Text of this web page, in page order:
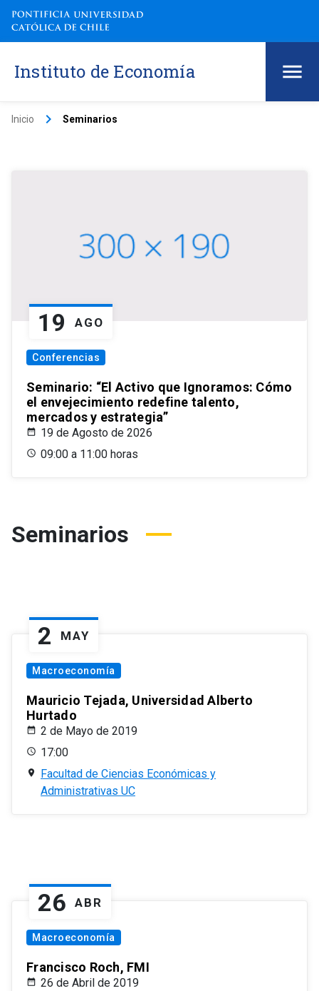
Instituto de Economía
Inicio keyboard_arrow_right Seminarios
19 AGO
Conferencias
Seminario: “El Activo que Ignoramos: Cómo
el envejecimiento redefine talento,
mercados y estrategia”
19 de Agosto de 2026
09:00 a 11:00 horas
Seminarios
2 MAY
Macroeconomía
Mauricio Tejada, Universidad Alberto
Hurtado
2 de Mayo de 2019
17:00
Facultad de Ciencias Económicas y
Administrativas UC
26 ABR
Macroeconomía
Francisco Roch, FMI
26 de Abril de 2019